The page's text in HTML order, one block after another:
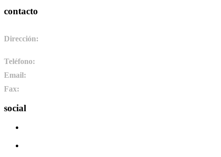
contacto
Dirección:
Teléfono:
Email:
Fax:
social